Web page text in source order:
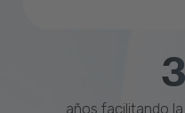
años facilitando